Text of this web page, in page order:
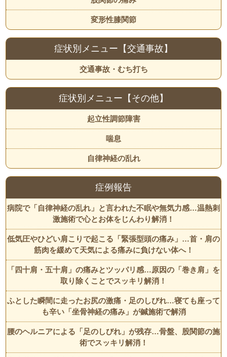
変形性膝関節
症状別メニュー【交通事故】
交通事故・むち打ち
症状別メニュー【その他】
起立性調節障害
喘息
自律神経の乱れ
症例報告
病院で「自律神経の乱れ」と言われた不眠や無気力感…温熱刺
激施術で心とお体をじんわり解消！
低気圧やひどい肩こりで起こる「緊張型頭の痛み」…首・肩の
筋肉を緩めて天気による痛みに負けない体へ！
「四十肩・五十肩」の痛みとツッパリ感…原因の「巻き肩」を
取り除くことでスッキリ解消！
ふとした瞬間に走ったお尻の激痛・足のしびれ…寝ても座って
も辛い「坐骨神経の痛み」が鍼施術で解消
腰のヘルニアによる「足のしびれ」が残存…骨盤、股関節の施
術でスッキリ解消！